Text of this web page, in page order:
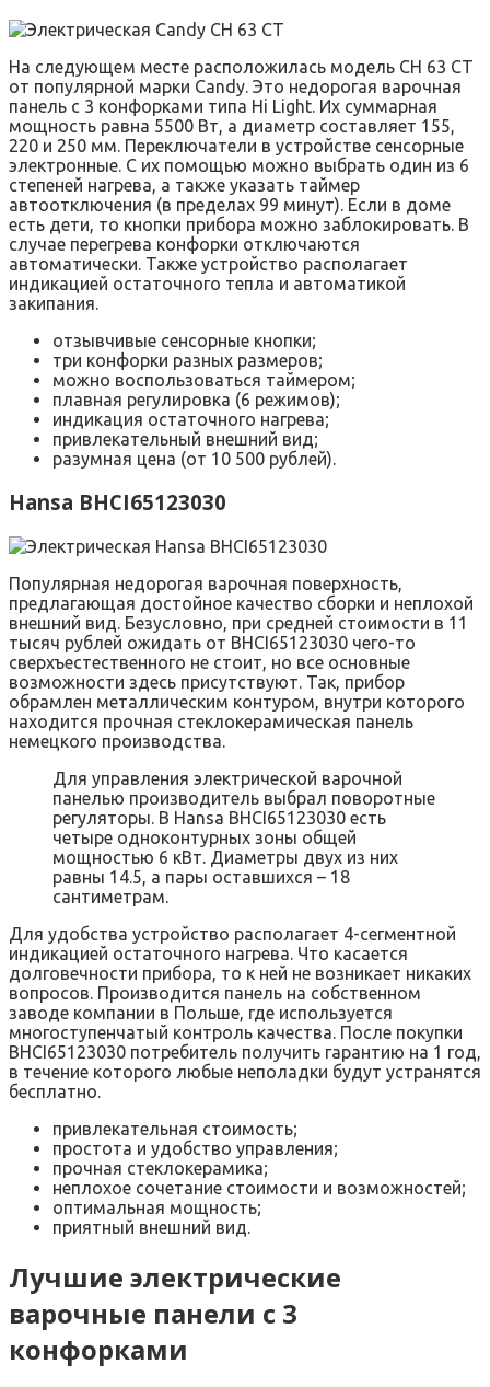
На следующем месте расположилась модель CH 63 CT
от популярной марки Candy. Это недорогая варочная
панель с 3 конфорками типа Hi Light. Их суммарная
мощность равна 5500 Вт, а диаметр составляет 155,
220 и 250 мм. Переключатели в устройстве сенсорные
электронные. С их помощью можно выбрать один из 6
степеней нагрева, а также указать таймер
автоотключения (в пределах 99 минут). Если в доме
есть дети, то кнопки прибора можно заблокировать. В
случае перегрева конфорки отключаются
автоматически. Также устройство располагает
индикацией остаточного тепла и автоматикой
закипания.
отзывчивые сенсорные кнопки;
три конфорки разных размеров;
можно воспользоваться таймером;
плавная регулировка (6 режимов);
индикация остаточного нагрева;
привлекательный внешний вид;
разумная цена (от 10 500 рублей).
Hansa BHCI65123030
Популярная недорогая варочная поверхность,
предлагающая достойное качество сборки и неплохой
внешний вид. Безусловно, при средней стоимости в 11
тысяч рублей ожидать от BHCI65123030 чего-то
сверхъестественного не стоит, но все основные
возможности здесь присутствуют. Так, прибор
обрамлен металлическим контуром, внутри которого
находится прочная стеклокерамическая панель
немецкого производства.
Для управления электрической варочной
панелью производитель выбрал поворотные
регуляторы. В Hansa BHCI65123030 есть
четыре одноконтурных зоны общей
мощностью 6 кВт. Диаметры двух из них
равны 14.5, а пары оставшихся – 18
сантиметрам.
Для удобства устройство располагает 4-сегментной
индикацией остаточного нагрева. Что касается
долговечности прибора, то к ней не возникает никаких
вопросов. Производится панель на собственном
заводе компании в Польше, где используется
многоступенчатый контроль качества. После покупки
BHCI65123030 потребитель получить гарантию на 1 год,
в течение которого любые неполадки будут устранятся
бесплатно.
привлекательная стоимость;
простота и удобство управления;
прочная стеклокерамика;
неплохое сочетание стоимости и возможностей;
оптимальная мощность;
приятный внешний вид.
Лучшие электрические
варочные панели с 3
конфорками